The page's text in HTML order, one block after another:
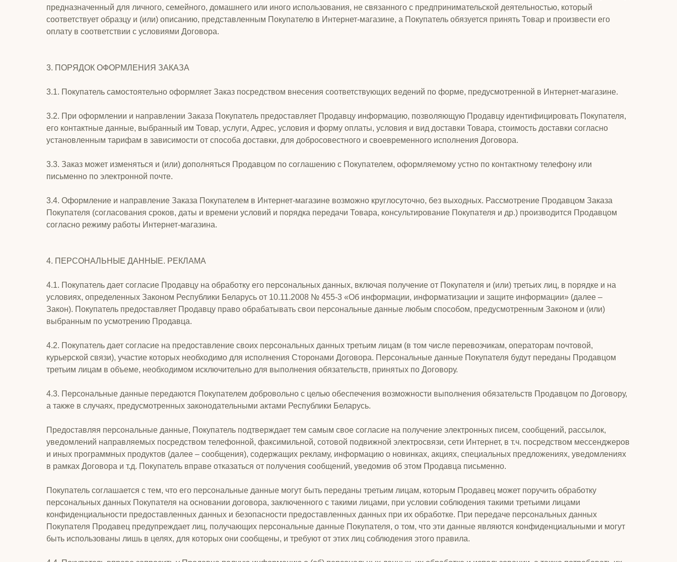
предназначенный для личного, семейного, домашнего или иного использования, не связанного с предпринимательской деятельностью, который
соответствует образцу и (или) описанию, представленным Покупателю в Интернет-магазине, а Покупатель обязуется принять Товар и произвести его
оплату в соответствии с условиями Договора.
3. ПОРЯДОК ОФОРМЛЕНИЯ ЗАКАЗА
3.1. Покупатель самостоятельно оформляет Заказ посредством внесения соответствующих ведений по форме, предусмотренной в Интернет-магазине.
3.2. При оформлении и направлении Заказа Покупатель предоставляет Продавцу информацию, позволяющую Продавцу идентифицировать Покупателя,
его контактные данные, выбранный им Товар, услуги, Адрес, условия и форму оплаты, условия и вид доставки Товара, стоимость доставки согласно
установленным тарифам в зависимости от способа доставки, для добросовестного и своевременного исполнения Договора.
3.3. Заказ может изменяться и (или) дополняться Продавцом по соглашению с Покупателем, оформляемому устно по контактному телефону или
письменно по электронной почте.
3.4. Оформление и направление Заказа Покупателем в Интернет-магазине возможно круглосуточно, без выходных. Рассмотрение Продавцом Заказа
Покупателя (согласования сроков, даты и времени условий и порядка передачи Товара, консультирование Покупателя и др.) производится Продавцом
согласно режиму работы Интернет-магазина.
4. ПЕРСОНАЛЬНЫЕ ДАННЫЕ. РЕКЛАМА
4.1. Покупатель дает согласие Продавцу на обработку его персональных данных, включая получение от Покупателя и (или) третьих лиц, в порядке и на
условиях, определенных Законом Республики Беларусь от 10.11.2008 № 455-3 «Об информации, информатизации и защите информации» (далее –
Закон). Покупатель предоставляет Продавцу право обрабатывать свои персональные данные любым способом, предусмотренным Законом и (или)
выбранным по усмотрению Продавца.
4.2. Покупатель дает согласие на предоставление своих персональных данных третьим лицам (в том числе перевозчикам, операторам почтовой,
курьерской связи), участие которых необходимо для исполнения Сторонами Договора. Персональные данные Покупателя будут переданы Продавцом
третьим лицам в объеме, необходимом исключительно для выполнения обязательств, принятых по Договору.
4.3. Персональные данные передаются Покупателем добровольно с целью обеспечения возможности выполнения обязательств Продавцом по Договору,
а также в случаях, предусмотренных законодательными актами Республики Беларусь.
Предоставляя персональные данные, Покупатель подтверждает тем самым свое согласие на получение электронных писем, сообщений, рассылок,
уведомлений направляемых посредством телефонной, факсимильной, сотовой подвижной электросвязи, сети Интернет, в т.ч. посредством мессенджеров
и иных программных продуктов (далее – сообщения), содержащих рекламу, информацию о новинках, акциях, специальных предложениях, уведомлениях
в рамках Договора и т.д. Покупатель вправе отказаться от получения сообщений, уведомив об этом Продавца письменно.
Покупатель соглашается с тем, что его персональные данные могут быть переданы третьим лицам, которым Продавец может поручить обработку
персональных данных Покупателя на основании договора, заключенного с такими лицами, при условии соблюдения такими третьими лицами
конфиденциальности предоставленных данных и безопасности предоставленных данных при их обработке. При передаче персональных данных
Покупателя Продавец предупреждает лиц, получающих персональные данные Покупателя, о том, что эти данные являются конфиденциальными и могут
быть использованы лишь в целях, для которых они сообщены, и требуют от этих лиц соблюдения этого правила.